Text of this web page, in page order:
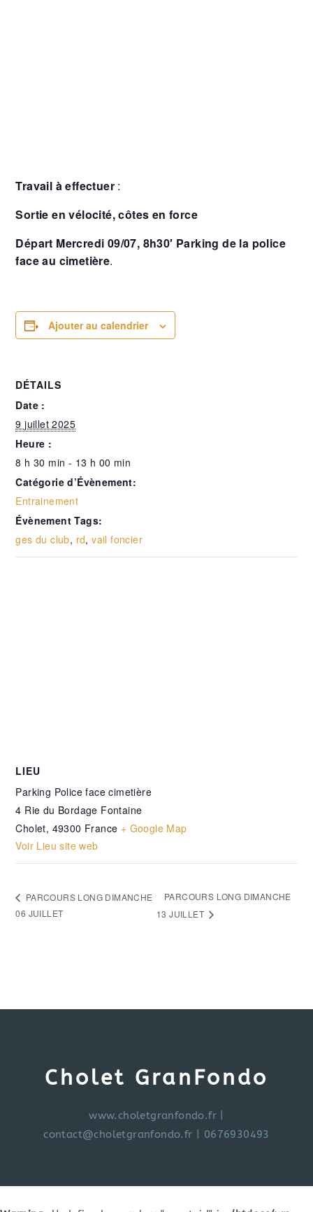
Travail à effectuer :
Sortie en vélocité, côtes en force
Départ Mercredi 09/07, 8h30′ Parking de la police
face au cimetière.
Ajouter au calendrier
DÉTAILS
Date :
9 juillet 2025
Heure :
8 h 30 min - 13 h 00 min
Catégorie d’Évènement:
Entrainement
Évènement Tags:
ges du club, rd,vail foncier
LIEU
Parking Police face cimetière
4 Rie du Bordage Fontaine
Cholet, 49300 France + Google Map
Voir Lieu site web
PARCOURS LONG DIMANCHE
06 JUILLET
PARCOURS LONG DIMANCHE
13 JUILLET
Cholet GranFondo
www.choletgranfondo.fr
contact@choletgranfondo.fr | 0676930493